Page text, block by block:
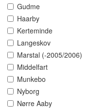
Gudme
Haarby
Kerteminde
Langeskov
Marstal (-2005/2006)
Middelfart
Munkebo
Nyborg
Nørre Aaby